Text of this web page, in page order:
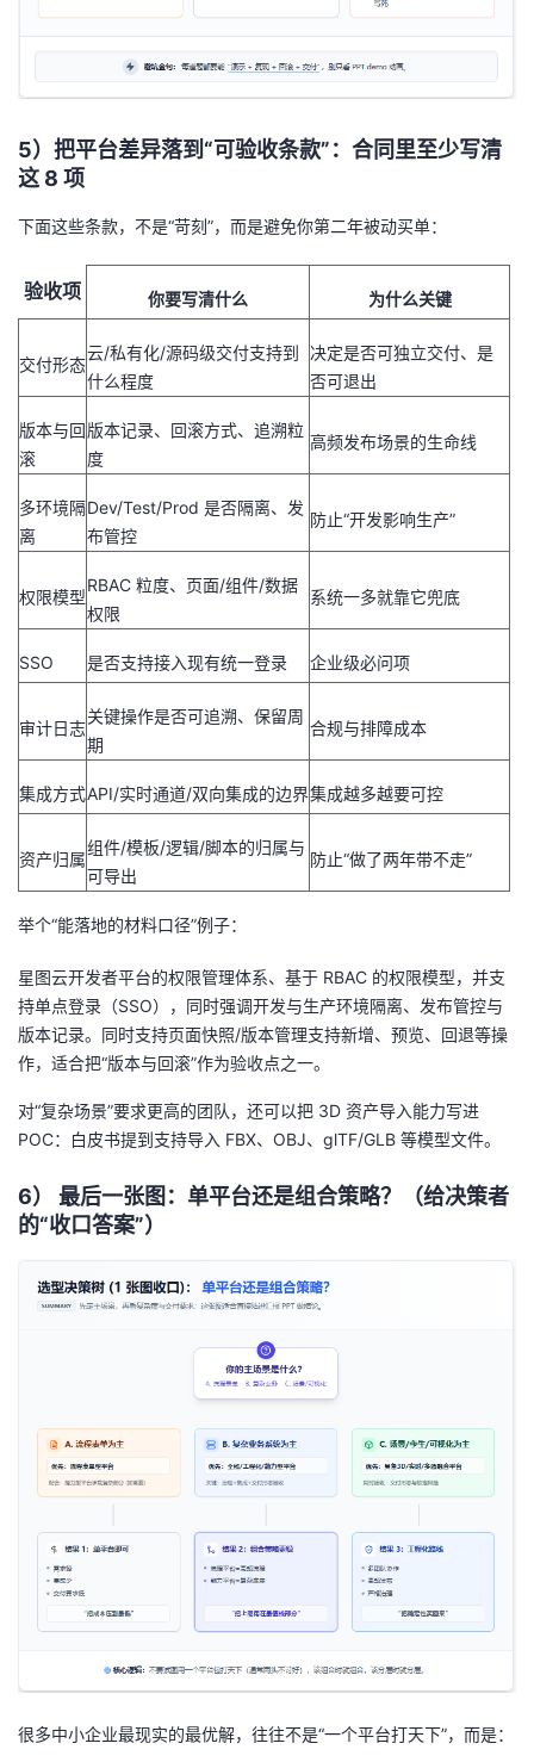
5）把平台差异落到“可验收条款”：合同里至少写清
这 8 项
下面这些条款，不是“苛刻”，而是避免你第二年被动买单：
验收项 你要写清什么 为什么关键
交付形态
云/私有化/源码级交付支持到
什么程度
决定是否可独立交付、是
否可退出
版本与回
滚
版本记录、回滚方式、追溯粒
度
高频发布场景的生命线
多环境隔
离
Dev/Test/Prod 是否隔离、发
布管控
防止“开发影响生产”
权限模型
RBAC 粒度、页面/组件/数据
权限
系统一多就靠它兜底
SSO 是否支持接入现有统一登录 企业级必问项
审计日志
关键操作是否可追溯、保留周
期
合规与排障成本
集成方式API/实时通道/双向集成的边界集成越多越要可控
资产归属
组件/模板/逻辑/脚本的归属与
可导出
防止“做了两年带不走”
举个“能落地的材料口径”例子：
星图云开发者平台的权限管理体系、基于 RBAC 的权限模型，并支
持单点登录（SSO），同时强调开发与生产环境隔离、发布管控与
版本记录。 同时支持页面快照/版本管理支持新增、预览、回退等操
作，适合把“版本与回滚”作为验收点之一。
对“复杂场景”要求更高的团队，还可以把 3D 资产导入能力写进
POC：白皮书提到支持导入 FBX、OBJ、glTF/GLB 等模型文件。
6） 最后一张图：单平台还是组合策略？（给决策者
的“收口答案”）
很多中小企业最现实的最优解，往往不是“一个平台打天下”，而是：